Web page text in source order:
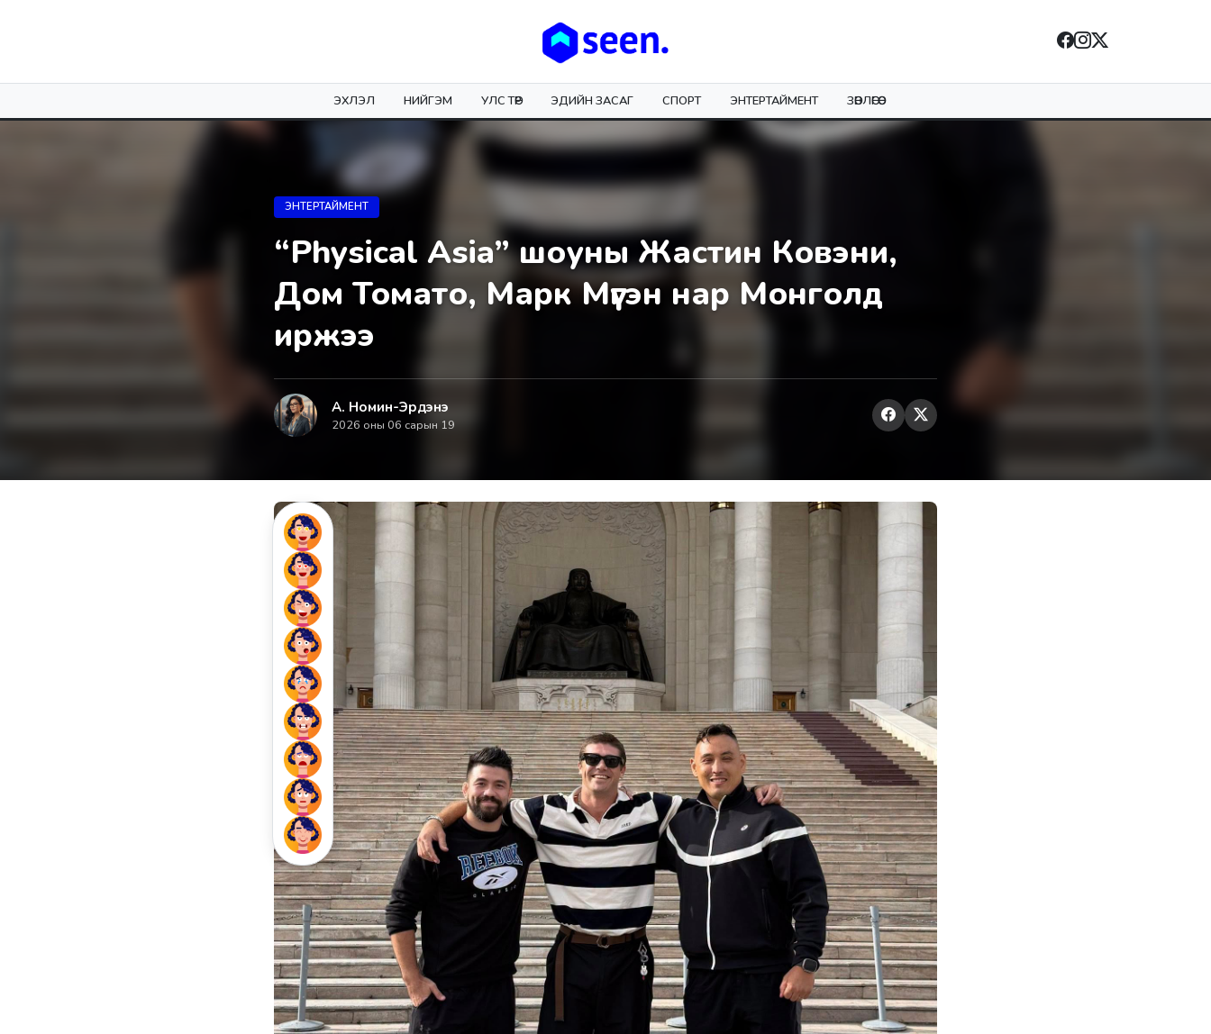
ЭХЛЭЛ НИЙГЭМ УЛС ТӨР ЭДИЙН ЗАСАГ СПОРТ ЭНТЕРТАЙМЕНТ ЗӨВЛӨГӨӨ
ЭНТЕРТАЙМЕНТ
“Physical Asia” шоуны Жастин Ковэни,
Дом Томато, Марк Мүгэн нар Монголд
иржээ
А. Номин-Эрдэнэ
2026 оны 06 сарын 19